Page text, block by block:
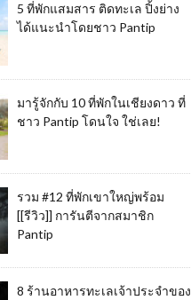
5 ที่พักแสมสาร ติดทะเล ปิ้งย่าง
ได้แนะนำโดยชาว Pantip
มารู้จักกับ 10 ที่พักในเชียงดาว ที่
ชาว Pantip โดนใจ ใช่เลย!
รวม #12 ที่พักเขาใหญ่พร้อม
[[รีวิว]] การันตีจากสมาชิก
Pantip
8 ร้านอาหารทะเลเจ้าประจำของ